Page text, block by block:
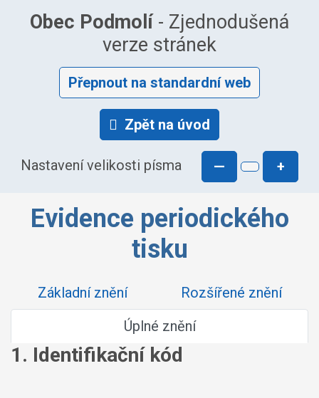
Obec Podmolí- Zjednodušená
verze stránek
Přepnout na standardní web
Zpět na úvod
Nastavení velikosti písma — +
Evidence periodického
tisku
Základní znění
Rozšířené znění
Úplné znění
1. Identifikační kód